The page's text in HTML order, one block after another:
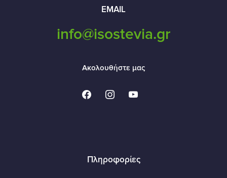
EMAIL
info@isostevia.gr
Ακολουθήστε μας
facebookinstagramyoutube
Πληροφορίες